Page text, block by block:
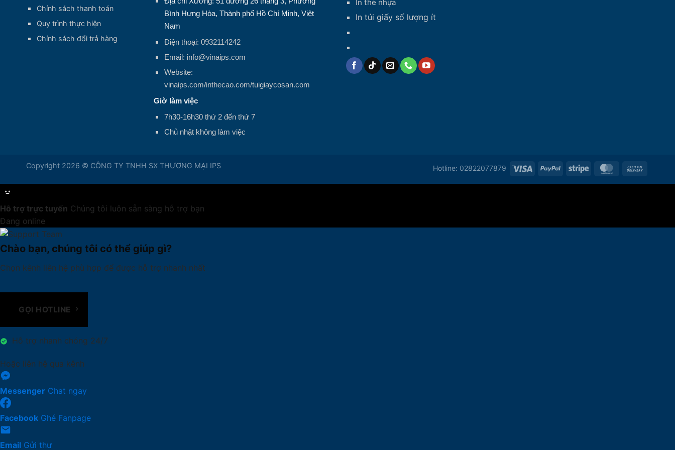
Chính sách thanh toán
Quy trình thực hiện
Chính sách đổi trả hàng
Bình Hưng Hòa, Thành phố Hồ Chí Minh, Việt
Nam
Điện thoại: 0932114242
Email: info@vinaips.com
Website:
vinaips.com/inthecao.com/tuigiaycosan.com
Giờ làm việc
7h30-16h30 thứ 2 đến thứ 7
Chủ nhật không làm việc
In thẻ nhựa
In túi giấy số lượng ít
Hotline: 02822077879
Copyright 2026 © CÔNG TY TNHH SX THƯƠNG MẠI IPS
Hỗ trợ trực tuyến Chúng tôi luôn sẵn sàng hỗ trợ bạn
Đang online
Chào bạn, chúng tôi có thể giúp gì?
Chọn kênh liên hệ phù hợp để được hỗ trợ nhanh nhất
GỌI HOTLINE
Hỗ trợ nhanh chóng 24/7
Hoặc liên hệ qua kênh
Messenger Chat ngay
Facebook Ghé Fanpage
Email Gửi thư